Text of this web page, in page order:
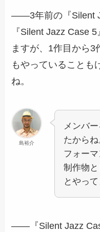
――3年前の『Silent
『Silent Jazz Case
ますが、1作目から3
もやっていることも
ね。
島裕介
メンバ
たから
フォーマ
制作物
とやって
――『Silent Jazz